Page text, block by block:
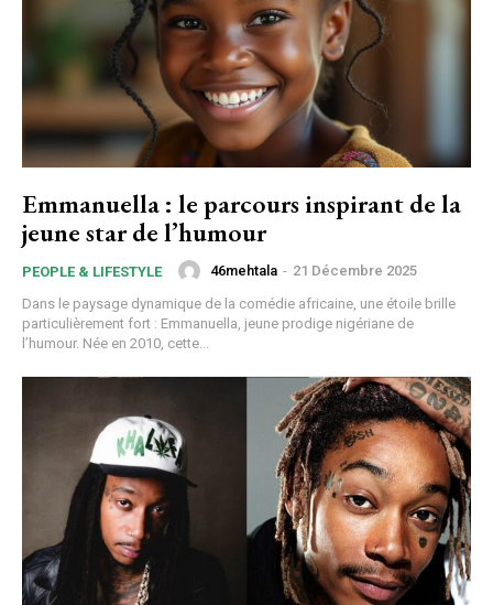
Emmanuella : le parcours inspirant de la
jeune star de l’humour
PEOPLE & LIFESTYLE 46mehtala - 21 Décembre 2025
Dans le paysage dynamique de la comédie africaine, une étoile brille
particulièrement fort : Emmanuella, jeune prodige nigériane de
l’humour. Née en 2010, cette...